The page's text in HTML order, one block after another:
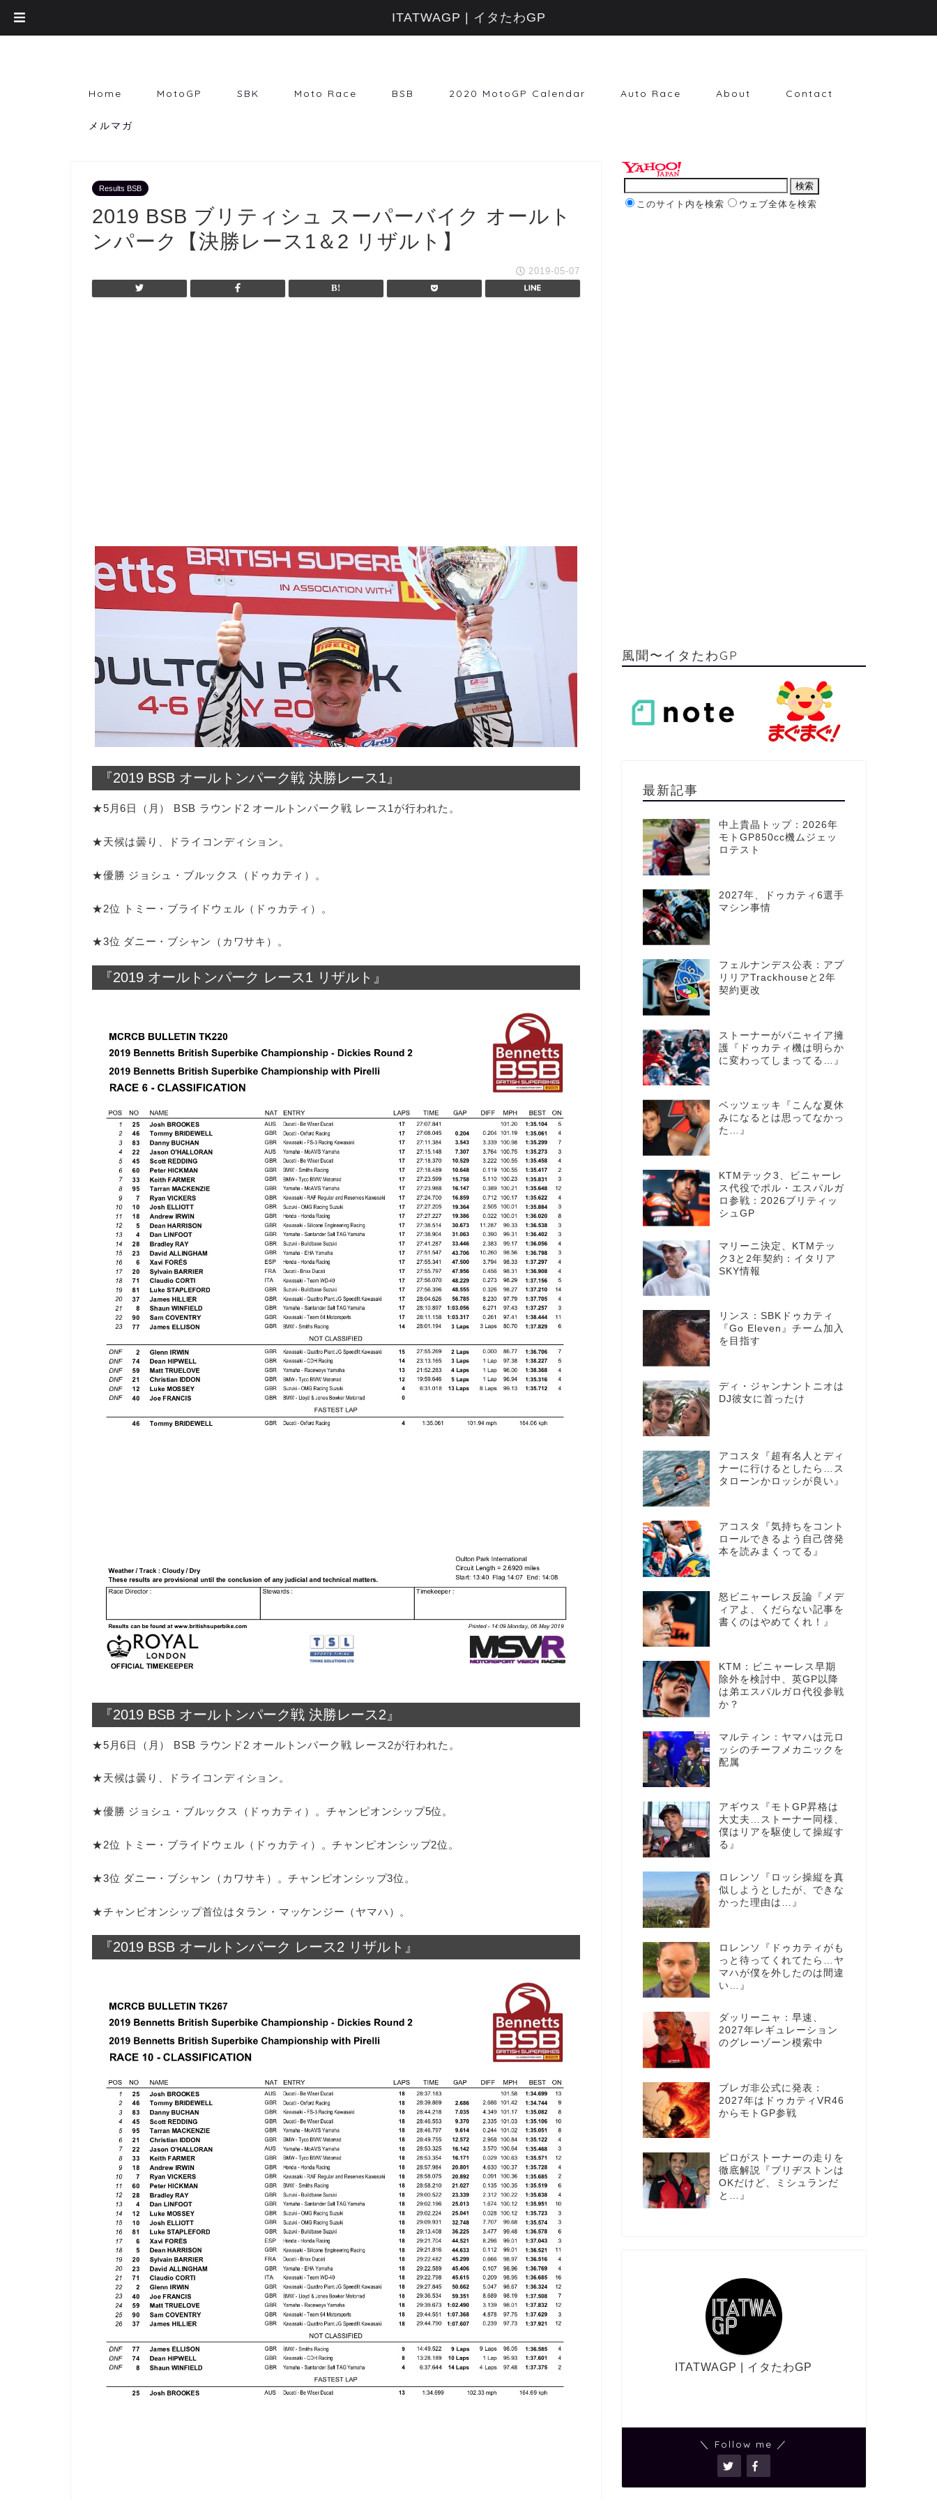
Home MotoGP SBK Moto Race BSB 2020 MotoGP Calendar Auto Race About Contact
メルマガ
Results BSB
2019 BSB ブリティシュ スーパーバイク オールト
ンパーク【決勝レース1＆2 リザルト】
2019-05-07
『2019 BSB オールトンパーク戦 決勝レース1』
★5月6日（月） BSB ラウンド2 オールトンパーク戦 レース1が行われた。
★天候は曇り、ドライコンディション。
★優勝 ジョシュ・ブルックス（ドゥカティ）。
★2位 トミー・ブライドウェル（ドゥカティ）。
★3位 ダニー・ブシャン（カワサキ）。
『2019 オールトンパーク レース1 リザルト』
『2019 BSB オールトンパーク戦 決勝レース2』
★5月6日（月） BSB ラウンド2 オールトンパーク戦 レース2が行われた。
★天候は曇り、ドライコンディション。
★優勝 ジョシュ・ブルックス（ドゥカティ）。チャンピオンシップ5位。
★2位 トミー・ブライドウェル（ドゥカティ）。チャンピオンシップ2位。
★3位 ダニー・ブシャン（カワサキ）。チャンピオンシップ3位。
★チャンピオンシップ首位はタラン・マッケンジー（ヤマハ）。
『2019 BSB オールトンパーク レース2 リザルト』
このサイト内を検索 ウェブ全体を検索
風聞〜イタたわGP
最新記事
中上貴晶トップ：2026年
モトGP850cc機ムジェッ
ロテスト
2027年、ドゥカティ6選手
マシン事情
フェルナンデス公表：アプ
リリアTrackhouseと2年
契約更改
ストーナーがバニャイア擁
護『ドゥカティ機は明らか
に変わってしまってる…』
ベッツェッキ『こんな夏休
みになるとは思ってなかっ
た…』
KTMテック3、ビニャーレ
ス代役でポル・エスパルガ
ロ参戦：2026ブリティッ
シュGP
マリーニ決定、KTMテッ
ク3と2年契約：イタリア
SKY情報
リンス：SBKドゥカティ
『Go Eleven』チーム加入
を目指す
ディ・ジャンナントニオは
DJ彼女に首ったけ
アコスタ『超有名人とディ
ナーに行けるとしたら…ス
タローンかロッシが良い』
アコスタ『気持ちをコント
ロールできるよう自己啓発
本を読みまくってる』
怒ビニャーレス反論『メデ
ィアよ、くだらない記事を
書くのはやめてくれ！』
KTM：ビニャーレス早期
除外を検討中、英GP以降
は弟エスパルガロ代役参戦
か？
マルティン：ヤマハは元ロ
ッシのチーフメカニックを
配属
アギウス『モトGP昇格は
大丈夫…ストーナー同様、
僕はリアを駆使して操縦す
る』
ロレンソ『ロッシ操縦を真
似しようとしたが、できな
かった理由は…』
ロレンソ『ドゥカティがも
っと待ってくれてたら…ヤ
マハが僕を外したのは間違
い…』
ダッリーニャ：早速、
2027年レギュレーション
のグレーゾーン模索中
ブレガ非公式に発表：
2027年はドゥカティVR46
からモトGP参戦
ピロがストーナーの走りを
徹底解説『ブリヂストンは
OKだけど、ミシュランだ
と…』
ITATWAGP | イタたわGP
＼ Follow me ／
ITATWAGP | イタたわGP